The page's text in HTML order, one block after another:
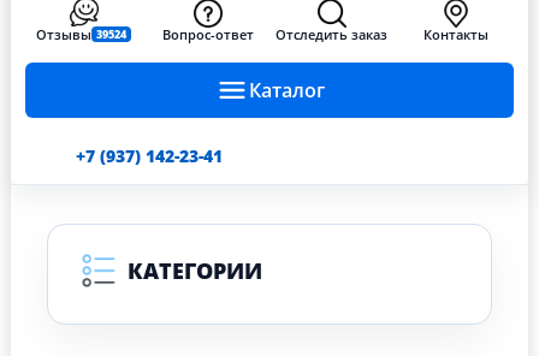
Каталог
Отзывы 39524 Вопрос-ответ Отследить заказ Контакты
+7 (937) 142-23-41
КАТЕГОРИИ